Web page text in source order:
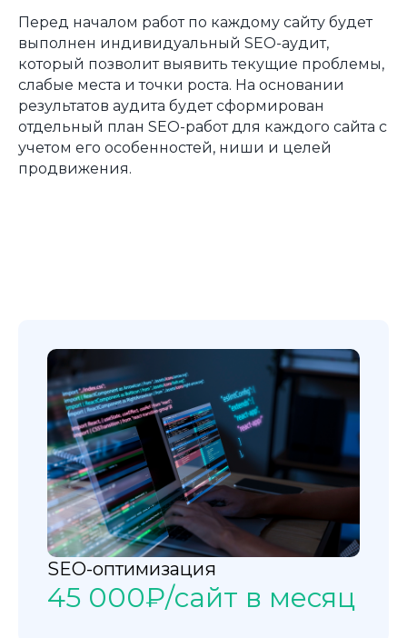
Перед началом работ по каждому сайту будет
выполнен индивидуальный SEO-аудит,
который позволит выявить текущие проблемы,
слабые места и точки роста. На основании
результатов аудита будет сформирован
отдельный план SEO-работ для каждого сайта с
учетом его особенностей, ниши и целей
продвижения.
SEO-оптимизация
45 000₽/сайт в месяц